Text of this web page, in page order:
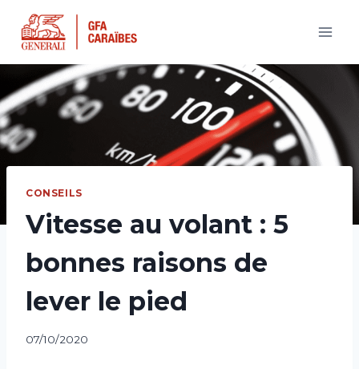
contenu
CONSEILS
Vitesse au volant : 5
bonnes raisons de
lever le pied
07/10/2020